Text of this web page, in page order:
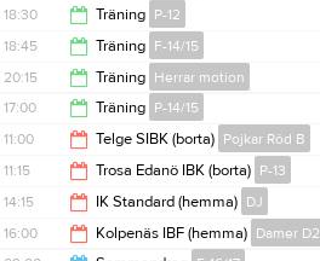
19:00
19:15
18:30 Träning P-12
19:45
18:45 Träning F-14/15
20:15
20:15 Träning Herrar motion
21:30
17:00 Träning P-14/15
18:30
11:00 Telge SIBK (borta) Pojkar Röd B
13:00
11:15 Trosa Edanö IBK (borta) P-13
13:15
14:15 IK Standard (hemma) DJ
16:00 Kolpenäs IBF (hemma) Damer D2